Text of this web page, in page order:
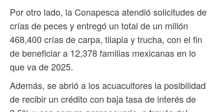
Por otro lado, la Conapesca atendió solicitudes de
crías de peces y entregó un total de un millón
468,400 crías de carpa, tilapia y trucha, con el fin
de beneficiar a 12,378 familias mexicanas en lo
que va de 2025.
Además, se abrió a los acuacultores la posibilidad
de recibir un crédito con baja tasa de interés de